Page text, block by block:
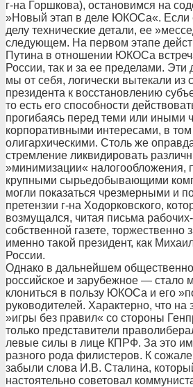
г-на Горшкова), остановимся на
»Новый этап в деле ЮКОСа«. Если
делу технические детали, ее
следующем. На первом этапе
Путина в отношении ЮКОСа
России, так и за ее пределами. Эти
мы от себя, логически вытекали из
президента к восстановлению
то есть его способности
прогибаясь перед теми или иными
корпоративными интересами, в
олигархическими. Столь же
стремление ликвидировать
»минимизации« налогообложения,
крупными сырьедобывающими
могли показаться чрезмерными и
претензии г-на Ходорковского,
возмущался, читая письма
собственной газете, торжественно
именно такой президент, как
России.
Однако в дальнейшем
российское и зарубежное — стало
клониться в пользу ЮКОСа и его
руководителей. Характерно, что
»игры без правил« со стороны
только представители
левые силы в лице КПРФ. За это
разного рода филистеров. К
забыли слова И.В. Сталина,
настоятельно советовал